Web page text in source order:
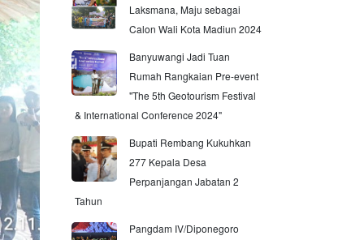
Laksmana, Maju sebagai
Calon Wali Kota Madiun 2024
Banyuwangi Jadi Tuan
Rumah Rangkaian Pre-event
"The 5th Geotourism Festival
& International Conference 2024"
Bupati Rembang Kukuhkan
277 Kepala Desa
Perpanjangan Jabatan 2
Tahun
Pangdam IV/Diponegoro